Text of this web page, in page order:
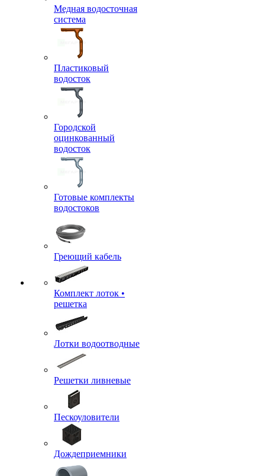
Медная водосточная
система
Пластиковый
водосток
Городской
оцинкованный
водосток
Готовые комплекты
водостоков
Греющий кабель
Комплект лоток •
решетка
Лотки водоотводные
Решетки ливневые
Пескоуловители
Дождеприемники